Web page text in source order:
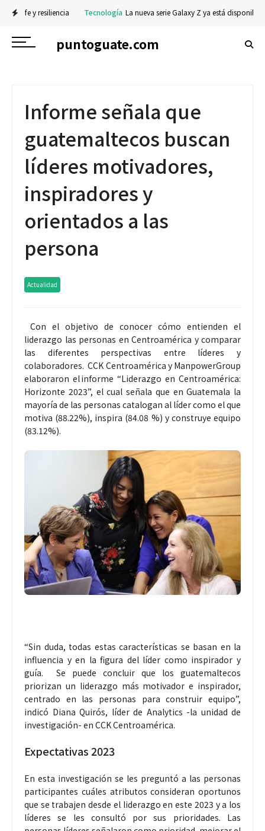
fe y resiliencia Tecnología La nueva serie Galaxy Z ya está disponible en
puntoguate.com
Informe señala que
guatemaltecos buscan
líderes motivadores,
inspiradores y
orientados a las
persona
Actualidad
Con el objetivo de conocer cómo entienden el
liderazgo las personas en Centroamérica y comparar
las diferentes perspectivas entre líderes y
colaboradores. CCK Centroamérica y ManpowerGroup
elaboraron el informe “Liderazgo en Centroamérica:
Horizonte 2023”, el cual señala que en Guatemala la
mayoría de las personas catalogan al líder como el que
motiva (88.22%), inspira (84.08 %) y construye equipo
(83.12%).
“Sin duda, todas estas características se basan en la
influencia y en la figura del líder como inspirador y
guía. Se puede concluir que los guatemaltecos
priorizan un liderazgo más motivador e inspirador,
centrado en las personas para construir equipo”,
indicó Diana Quirós, líder de Analytics -la unidad de
investigación- en CCK Centroamérica.
Expectativas 2023
En esta investigación se les preguntó a las personas
participantes cuáles atributos consideran oportunos
que se trabajen desde el liderazgo en este 2023 y a los
líderes se les consultó por sus prioridades. Las